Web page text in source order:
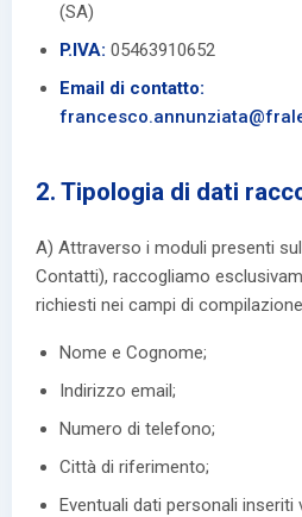
(SA)
P.IVA: 05463910652
Email di contatto:
2. Tipologia di dati
A) Attraverso i moduli presenti
Contatti), raccogliamo
richiesti nei campi di
Nome e Cognome;
Indirizzo email;
Numero di telefono;
Città di riferimento;
Eventuali dati personali inseriti